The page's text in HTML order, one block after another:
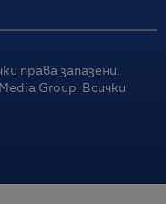
права запазени.
Group. Всички